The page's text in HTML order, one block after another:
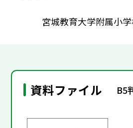
宮城教育大学附属小
資料ファイル B5